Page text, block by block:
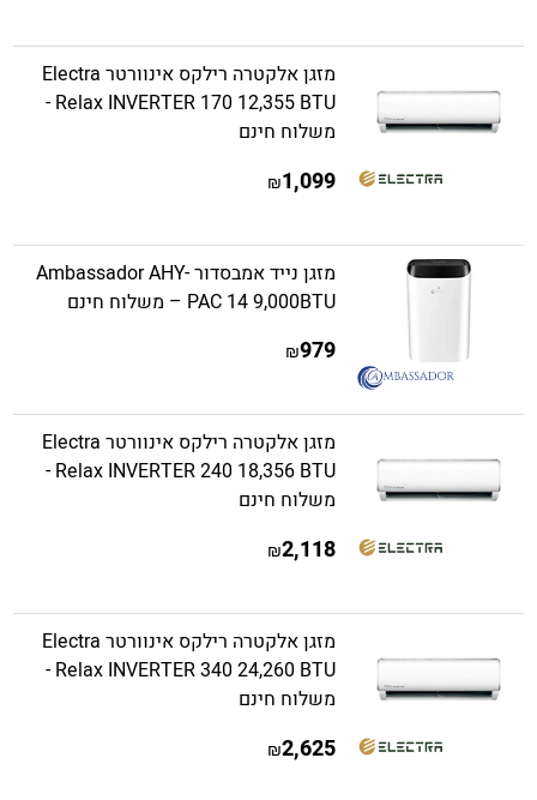
מזגן אלקטרה רילקס אינוורטר Electra
Relax INVERTER 170 12,355 BTU -
משלוח חינם
1,099
₪
מזגן נייד אמבסדור Ambassador AHY-
PAC 14 9,000BTU – משלוח חינם
979
₪
מזגן אלקטרה רילקס אינוורטר Electra
Relax INVERTER 240 18,356 BTU -
משלוח חינם
2,118
₪
מזגן אלקטרה רילקס אינוורטר Electra
Relax INVERTER 340 24,260 BTU -
משלוח חינם
2,625
₪